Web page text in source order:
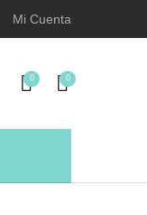
Mi Cuenta
0 0